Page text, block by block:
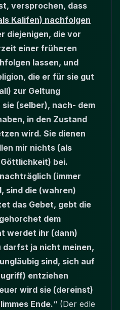
versprochen, dass
Kalifen) nachfolgen
diejenigen, die vor
einer früheren
lassen, und
die er für sie gut
zur Geltung
(selber), nach- dem
in den Zustand
wird. Sie dienen
mir nichts (als
bei.
(immer
sind die (wahren)
das Gebet, gebt die
dem
werdet ihr (dann)
darfst ja nicht meinen,
sind, sich auf
entziehen
wird sie (dereinst)
Ende.“ (Der edle